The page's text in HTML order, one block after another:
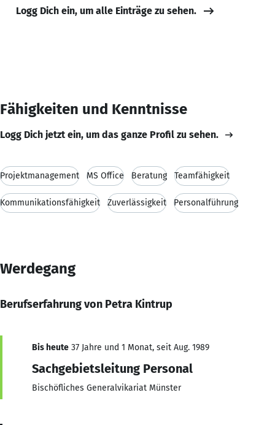
Logg Dich ein, um alle Einträge zu sehen.
Fähigkeiten und Kenntnisse
Logg Dich jetzt ein, um das ganze Profil zu sehen.
Projektmanagement MS Office Beratung Teamfähigkeit
Kommunikationsfähigkeit Zuverlässigkeit Personalführung
Werdegang
Berufserfahrung von Petra Kintrup
Bis heute 37 Jahre und 1 Monat, seit Aug. 1989
Sachgebietsleitung Personal
Bischöfliches Generalvikariat Münster